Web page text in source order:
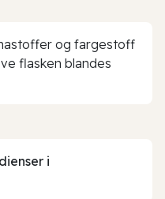
og fargestoff
flasken blandes
i